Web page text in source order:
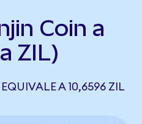
Coin a
ZIL)
A 10,6596 ZIL